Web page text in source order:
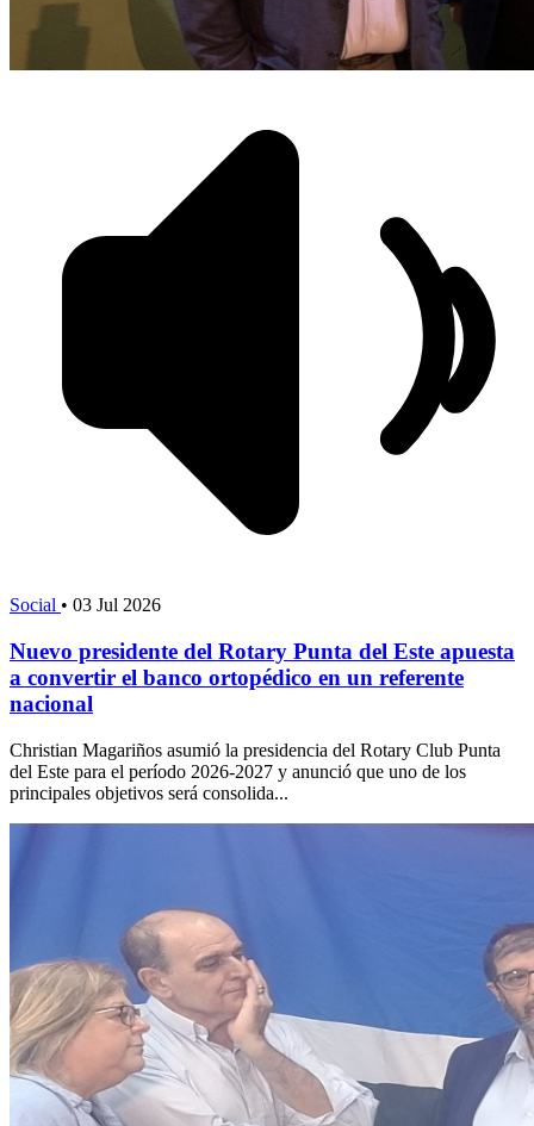
Social • 03 Jul 2026
Nuevo presidente del Rotary Punta del Este apuesta
a convertir el banco ortopédico en un referente
nacional
Christian Magariños asumió la presidencia del Rotary Club Punta
del Este para el período 2026-2027 y anunció que uno de los
principales objetivos será consolida...